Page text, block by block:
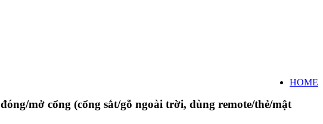
HOME
mở cổng (cổng sắt/gỗ ngoài trời, dùng remote/thẻ/mật